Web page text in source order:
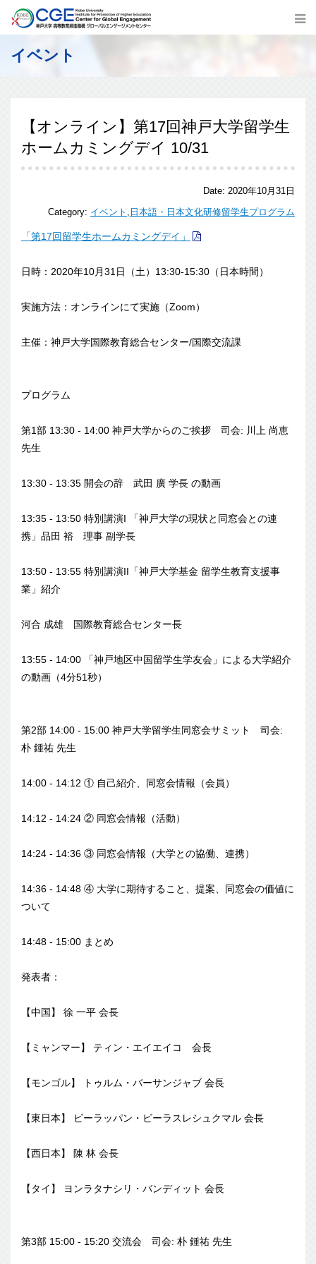
イベント
【オンライン】第17回神戸大学留学生
ホームカミングデイ 10/31
Date: 2020年10月31日
Category: イベント , 日本語・日本文化研修留学生プログラム
「第17回留学生ホームカミングデイ」
日時：2020年10月31日（土）13:30-15:30（日本時間）
実施方法：オンラインにて実施（Zoom）
主催：神戸大学国際教育総合センター/国際交流課
プログラム
第1部 13:30 - 14:00 神戸大学からのご挨拶 司会: 川上 尚恵
先生
13:30 - 13:35 開会の辞 武田 廣 学長 の動画
13:35 - 13:50 特別講演I 「神戸大学の現状と同窓会との連
携」品田 裕 理事 副学長
13:50 - 13:55 特別講演II「神戸大学基金 留学生教育支援事
業」紹介
河合 成雄 国際教育総合センター長
13:55 - 14:00 「神戸地区中国留学生学友会」による大学紹介
の動画（4分51秒）
第2部 14:00 - 15:00 神戸大学留学生同窓会サミット 司会:
朴 鍾祐 先生
14:00 - 14:12 ① 自己紹介、同窓会情報（会員）
14:12 - 14:24 ② 同窓会情報（活動）
14:24 - 14:36 ③ 同窓会情報（大学との協働、連携）
14:36 - 14:48 ④ 大学に期待すること、提案、同窓会の価値に
ついて
14:48 - 15:00 まとめ
発表者：
【中国】 徐 一平 会長
【ミャンマー】 ティン・エイエイコ 会長
【モンゴル】 トゥルム・バーサンジャブ 会長
【東日本】 ビーラッパン・ビーラスレシュクマル 会長
【西日本】 陳 林 会長
【タイ】 ヨンラタナシリ・バンディット 会長
第3部 15:00 - 15:20 交流会 司会: 朴 鍾祐 先生